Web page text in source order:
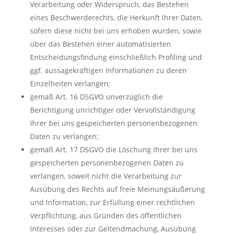
Verarbeitung oder Widerspruch, das Bestehen
eines Beschwerderechts, die Herkunft ihrer Daten,
sofern diese nicht bei uns erhoben wurden, sowie
über das Bestehen einer automatisierten
Entscheidungsfindung einschließlich Profiling und
ggf. aussagekräftigen Informationen zu deren
Einzelheiten verlangen;
gemäß Art. 16 DSGVO unverzüglich die
Berichtigung unrichtiger oder Vervollständigung
Ihrer bei uns gespeicherten personenbezogenen
Daten zu verlangen;
gemäß Art. 17 DSGVO die Löschung Ihrer bei uns
gespeicherten personenbezogenen Daten zu
verlangen, soweit nicht die Verarbeitung zur
Ausübung des Rechts auf freie Meinungsäußerung
und Information, zur Erfüllung einer rechtlichen
Verpflichtung, aus Gründen des öffentlichen
Interesses oder zur Geltendmachung, Ausübung